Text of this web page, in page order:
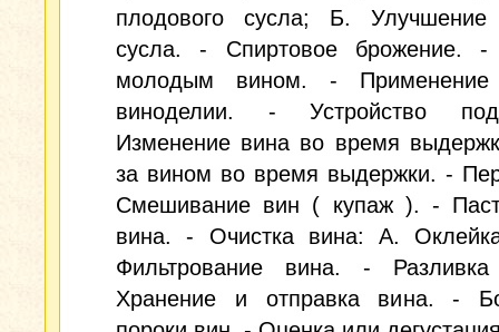
плодового сусла; Б. Улучшение
сусла. - Спиртовое брожение.
молодым вином. -
виноделии. - Устройство
Изменение вина во время
за вином во время выдержки. -
Смешивание вин ( купаж ). -
вина. - Очистка вина: А.
Фильтрование вина. -
Хранение и отправка вина. -